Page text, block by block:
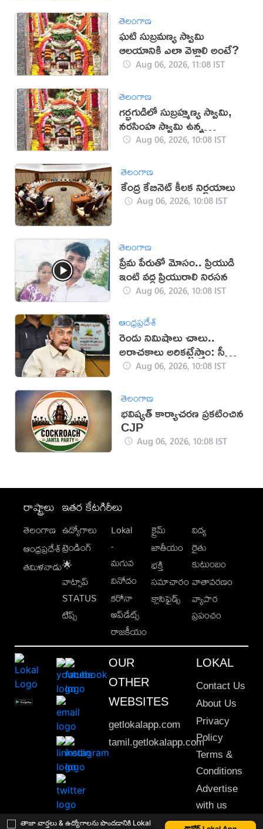
తాజా వార్తలు & ఉద్యోగాలను పొందడానికి Lokal
తెలంగాణ
ఘటి సుబ్రమణ్య స్వామి
ఆలయానికి ఎలా వెళ్లాలి అంటే?
Aug 06, 2026, 11:08 IST
తెలంగాణ
గర్భగుడిలో సుబ్రహ్మణ్య స్వామి,
నరసింహ స్వామి ఉన్న
దేవాలయం ఇదే
Aug 06, 2026, 10:08 IST
తెలంగాణ
కేంద్ర కేబినెట్ కీలక నిర్ణయాలు
Aug 06, 2026, 10:08 IST
తెలంగాణ
ప్రేమ పేరుతో మోసం.. ప్రియుడి
ఇంటి వద్ద ప్రియురాలి నిరసన
Aug 06, 2026, 10:08 IST
ఆంధ్రప్రదేశ్
రెండు నిమిషాలు చాలు..
అరాచకాలు అరికట్టేస్తాం: సీఎం
చంద్రబాబు
Aug 06, 2026, 10:08 IST
తెలంగాణ
భవిష్యత్ కార్యాచరణ ప్రకటించిన
CJP
Aug 06, 2026, 10:08 IST
రాష్ట్రాలు
తెలంగాణ
ఆంధ్రప్రదేశ్
తమిళనాడు
ఇతర కేటగిరీలు
ఉద్యోగాలు
ట్రెండింగ్
🌟
వాట్సాప్
STATUS
టిప్స్
Lokal
-
మగువ
వినోదం
కరోనా
అప్‌డేట్స్
రాజకీయం
క్రైమ్
జాతీయం
భక్తి
సమాచారం
క్లాసిఫైడ్స్
విద్య
రైతు
కుటుంబం
వాతావరణం
వ్యాపార
ప్రపంచం
OUR
OTHER
WEBSITES
getlokalapp.com
tamil.getlokalapp.com
LOKAL
Contact Us
About Us
Privacy
Policy
Terms &
Conditions
Advertise
with us
Sitemap